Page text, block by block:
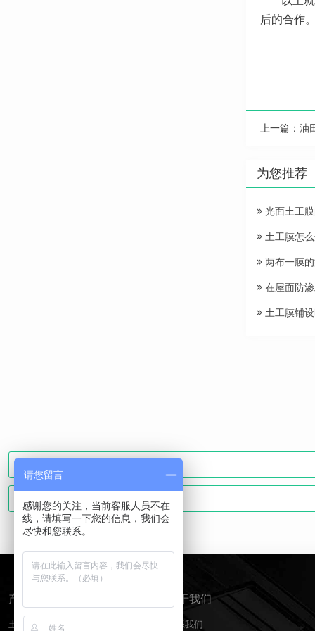
后的合作
上一篇： 油
为您推荐
光面土工
土工膜怎
两布一膜
在屋面防渗
土工膜铺
产品分类
土工膜
关于我们
联系我们
请您留言
感谢您的关注，当前客服人员不在
线，请填写一下您的信息，我们会
尽快和您联系。